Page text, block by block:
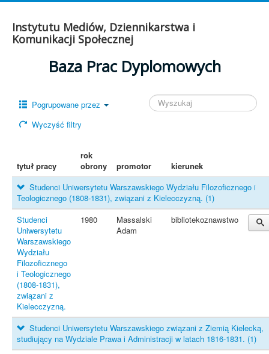
Instytutu Mediów, Dziennikarstwa i
Komunikacji Społecznej
Baza Prac Dyplomowych
Pogrupowane przez
Wyczyść filtry
tytuł pracy
rok
obrony
promotor kierunek
Studenci Uniwersytetu Warszawskiego Wydziału Filozoficznego i
Teologicznego (1808-1831), związani z Kielecczyzną. (1)
Studenci
Uniwersytetu
Warszawskiego
Wydziału
Filozoficznego
i Teologicznego
(1808-1831),
związani z
Kielecczyzną.
1980
Massalski
Adam
bibliotekoznawstwo
Studenci Uniwersytetu Warszawskiego związani z Ziemią Kielecką,
studiujący na Wydziale Prawa i Administracji w latach 1816-1831. (1)